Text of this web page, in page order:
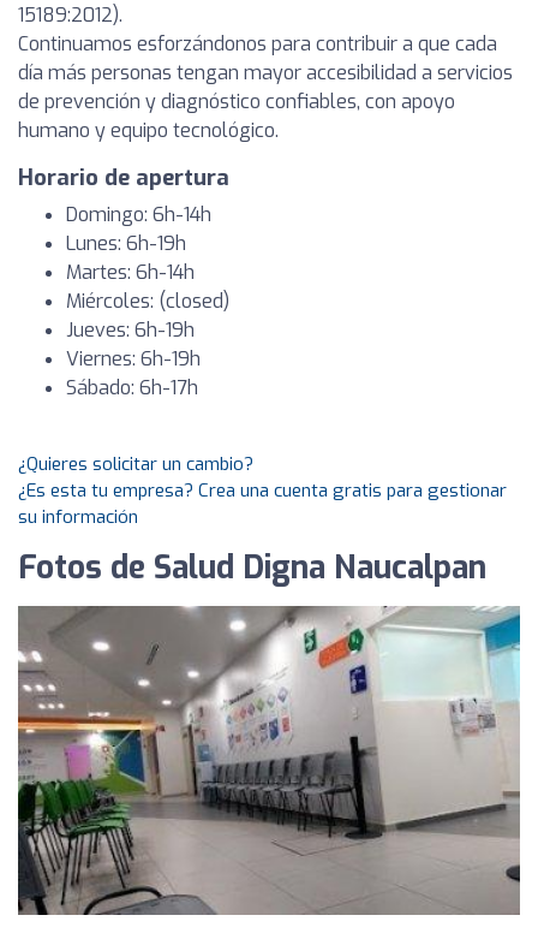
15189:2012).
Continuamos esforzándonos para contribuir a que cada
día más personas tengan mayor accesibilidad a servicios
de prevención y diagnóstico confiables, con apoyo
humano y equipo tecnológico.
Horario de apertura
Domingo: 6h-14h
Lunes: 6h-19h
Martes: 6h-14h
Miércoles: (closed)
Jueves: 6h-19h
Viernes: 6h-19h
Sábado: 6h-17h
¿Quieres solicitar un cambio?
¿Es esta tu empresa? Crea una cuenta gratis para gestionar
su información
Fotos de Salud Digna Naucalpan